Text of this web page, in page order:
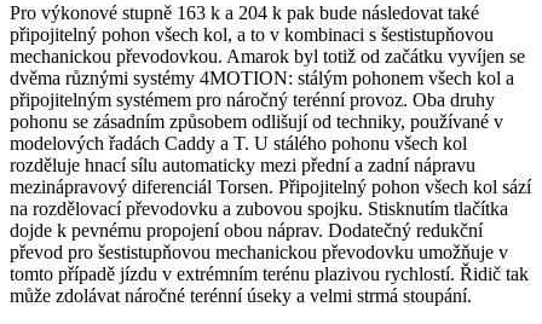
Pro výkonové stupně 163 k a 204 k pak bude následovat také
připojitelný pohon všech kol, a to v kombinaci s šestistupňovou
mechanickou převodovkou. Amarok byl totiž od začátku vyvíjen se
dvěma různými systémy 4MOTION: stálým pohonem všech kol a
připojitelným systémem pro náročný terénní provoz. Oba druhy
pohonu se zásadním způsobem odlišují od techniky, používané v
modelových řadách Caddy a T. U stálého pohonu všech kol
rozděluje hnací sílu automaticky mezi přední a zadní nápravu
mezinápravový diferenciál Torsen. Připojitelný pohon všech kol sází
na rozdělovací převodovku a zubovou spojku. Stisknutím tlačítka
dojde k pevnému propojení obou náprav. Dodatečný redukční
převod pro šestistupňovou mechanickou převodovku umožňuje v
tomto případě jízdu v extrémním terénu plazivou rychlostí. Řidič tak
může zdolávat náročné terénní úseky a velmi strmá stoupání.